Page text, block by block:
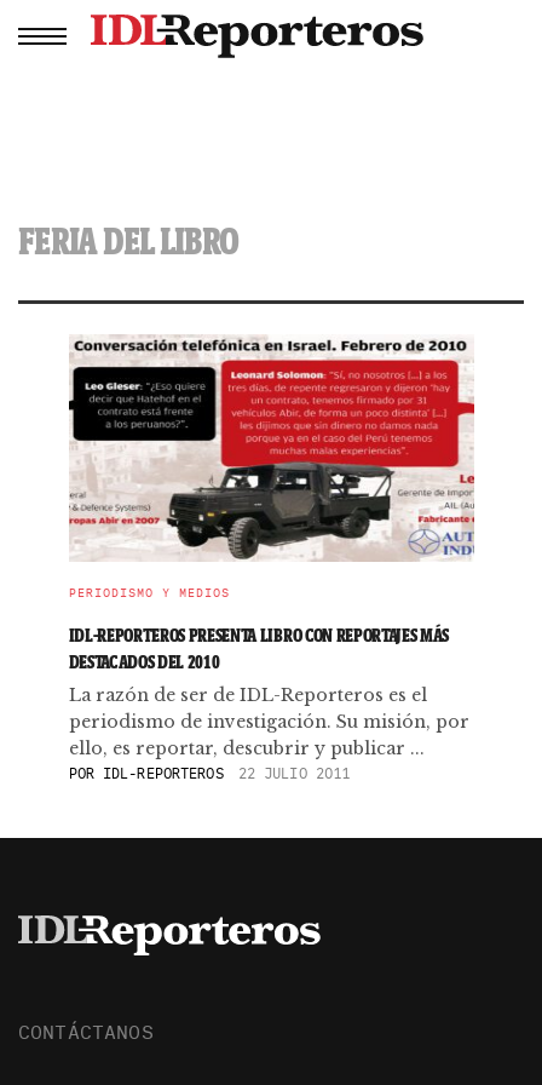
FERIA DEL LIBRO
PERIODISMO Y MEDIOS
IDL-REPORTEROS PRESENTA LIBRO CON REPORTAJES MÁS
DESTACADOS DEL 2010
La razón de ser de IDL-Reporteros es el
periodismo de investigación. Su misión, por
ello, es reportar, descubrir y publicar ...
POR IDL-REPORTEROS 22 JULIO 2011
CONTÁCTANOS